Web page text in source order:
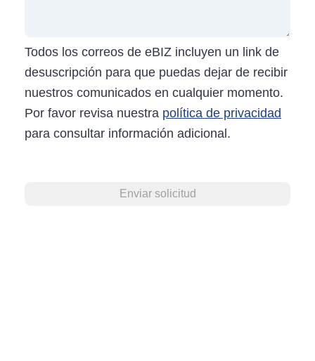
Todos los correos de eBIZ incluyen un link de
desuscripción para que puedas dejar de recibir
nuestros comunicados en cualquier momento.
Por favor revisa nuestra política de privacidad
para consultar información adicional.